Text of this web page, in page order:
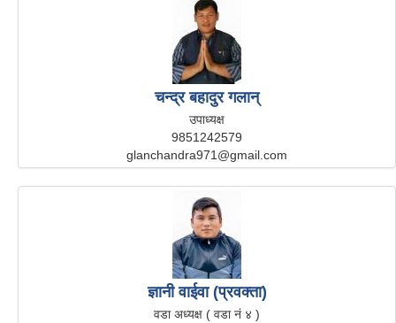
चन्द्र बहादुर गलान्
उपाध्यक्ष
9851242579
glanchandra971@gmail.com
ज्ञानी वाईवा (प्रवक्ता)
वडा अध्यक्ष ( वडा नं ४ )